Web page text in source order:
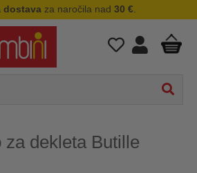
dostava za naročila nad 30 €
dekleta Butille